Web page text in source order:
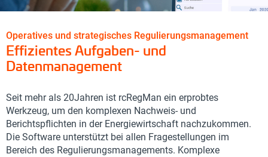
Operatives und strategisches Regulierungsmanagement
Effizientes Aufgaben- und
Datenmanagement
Seit mehr als 20Jahren ist rcRegMan ein erprobtes
Werkzeug, um den komplexen Nachweis- und
Berichtspflichten in der Energiewirtschaft nachzukommen.
Die Software unterstützt bei allen Fragestellungen im
Bereich des Regulierungsmanagements. Komplexe